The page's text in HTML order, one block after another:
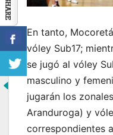
En tanto,
vóley Sub17;
se jugó al vóley
masculino y
jugarán los
Aranduroga) y
correspondientes